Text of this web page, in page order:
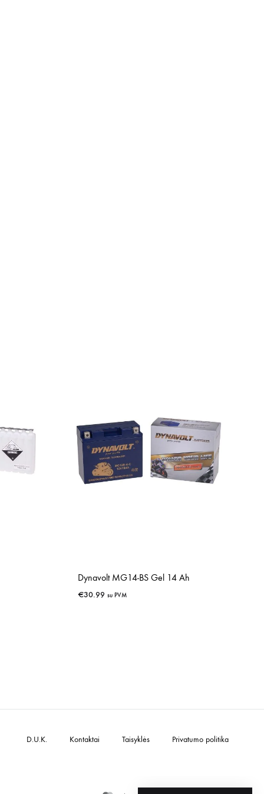
Dynavolt MG14-BS Gel 14 Ah
€30.99 su PVM
D.U.K. Kontaktai Taisyklės Privatumo politika